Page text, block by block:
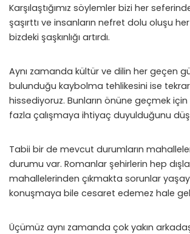
Karşılaştığımız söylemler bizi her
şaşırttı ve insanların nefret dolu oluşu
bizdeki şaşkınlığı artırdı.
Aynı zamanda kültür ve dilin her geçen
bulunduğu kaybolma tehlikesini ise
hissediyoruz. Bunların önüne geçmek için
fazla çalışmaya ihtiyaç duyulduğunu
Tabii bir de mevcut durumların
durumu var. Romanlar şehirlerin hep
mahallelerinden çıkmakta sorunlar
konuşmaya bile cesaret edemez hale
Üçümüz aynı zamanda çok yakın